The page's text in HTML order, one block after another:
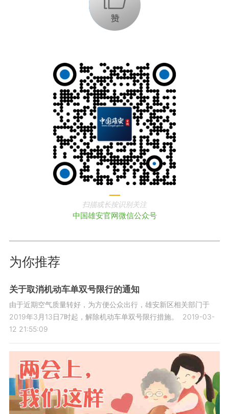
扫描或长按识别关注
中国雄安官网微信公众号
为你推荐
关于取消机动车单双号限行的通知
由于近期空气质量转好，为方便公众出行，雄安新区相关部门于
2019年3月13日7时起，解除机动车单双号限行措施。
2019-03-
12 21:55:09